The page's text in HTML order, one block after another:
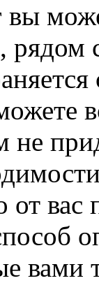
вы
рядом
не
вас
вами